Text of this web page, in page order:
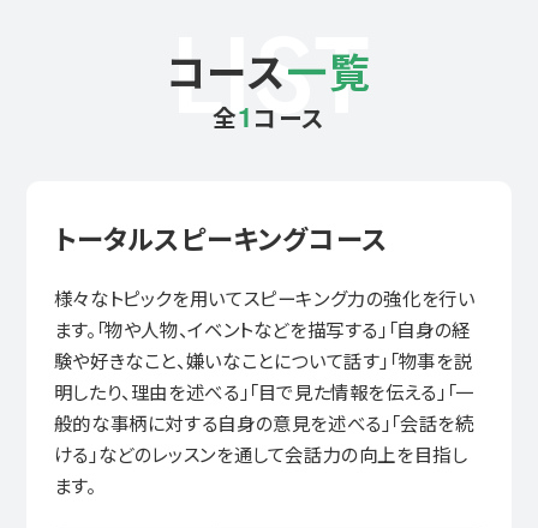
LIST
コース一覧
全1 コース
トータルスピーキングコース
様々なトピックを用いてスピーキング力の強化を行い
ます。「物や人物、イベントなどを描写する」「自身の経
験や好きなこと、嫌いなことについて話す」「物事を説
明したり、理由を述べる」「目で見た情報を伝える」「一
般的な事柄に対する自身の意見を述べる」「会話を続
ける」などのレッスンを通して会話力の向上を目指し
ます。